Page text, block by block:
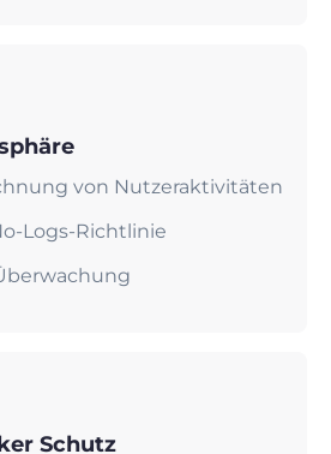
von Nutzeraktivitäten
Logs-Richtlinie
Schutz